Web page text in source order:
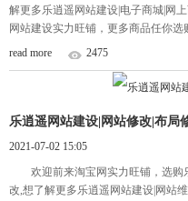
解更多乐逍遥网站建设|电子商城|网
网站建设实力旺铺，更多商品任你选
read more
2475
乐逍遥网站建设|网站修改|布局
2021-07-02 15:05
欢迎前来淘宝网实力旺铺，选购
改,想了解更多乐逍遥网站建设|网站